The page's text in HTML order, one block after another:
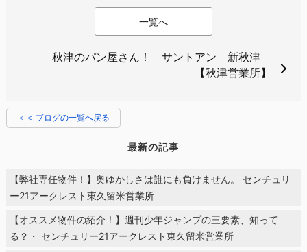
一覧へ
秋津のパン屋さん！ サントアン 新秋津
【秋津営業所】
＜＜ ブログの一覧へ戻る
最新の記事
【弊社専任物件！】奥ゆかしさは誰にも負けません。 センチュリ
ー21アークレスト東久留米営業所
【オススメ物件の紹介！】週刊少年ジャンプの三要素、知って
る？・ センチュリー21アークレスト東久留米営業所